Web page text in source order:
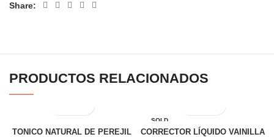
Share:
PRODUCTOS RELACIONADOS
TONICO NATURAL DE PEREJIL
SOLD
OUT
CORRECTOR LÍQUIDO VAINILLA